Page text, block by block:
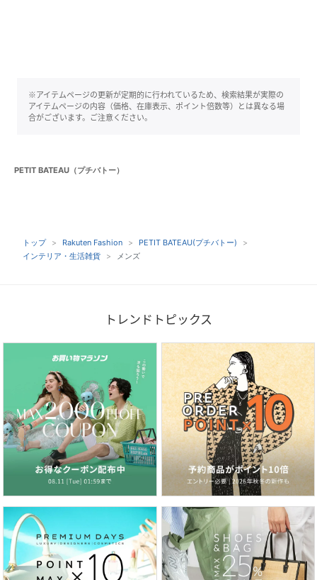
※アイテムページの更新が定期的に行われているため、検索結果が実際の
アイテムページの内容（価格、在庫表示、ポイント倍数等）とは異なる場
合がございます。ご注意ください。
PETIT BATEAU（プチバトー）
トップ Rakuten Fashion
PETIT BATEAU(プチバトー)
インテリア・生活雑貨
メンズ
トレンドトピックス